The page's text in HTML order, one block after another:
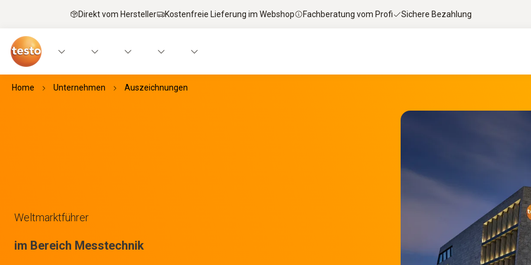
Direkt vom Hersteller Kostenfreie Lieferung im Webshop Fachberatung vom Profi Sichere Bezahlung
Home Unternehmen Auszeichnungen
Weltmarktführer
im Bereich Messtechnik